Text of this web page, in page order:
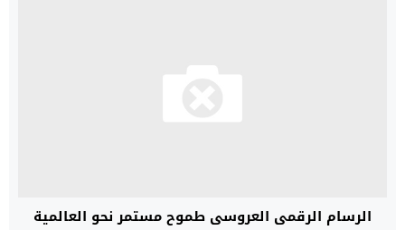
الرسام الرقمي العروسي طموح مستمر نحو العالمية